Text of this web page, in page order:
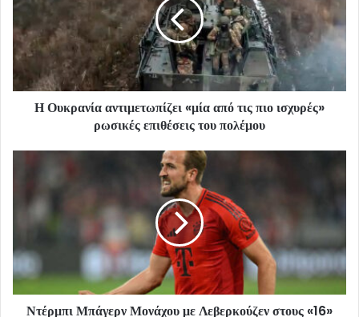
Η Ουκρανία αντιμετωπίζει «μία από τις πιο ισχυρές»
ρωσικές επιθέσεις του πολέμου
Ντέρμπι Μπάγερν Μονάχου με Λεβερκούζεν στους «16»